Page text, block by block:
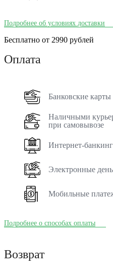
Подробнее об условиях доставки
Бесплатно от 2990 рублей
Оплата
Банковские карты
Наличными
при самовывозе
Интернет-банкинг
Электронные
Мобильные
Подробнее о способах оплаты
Возврат